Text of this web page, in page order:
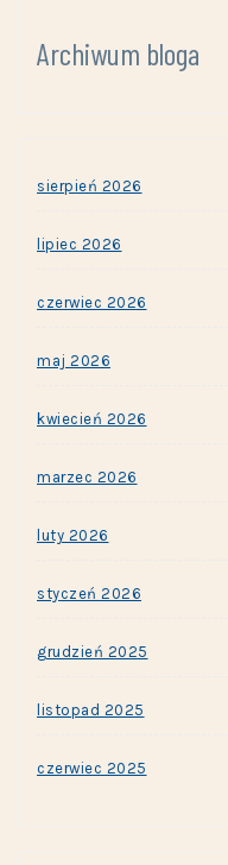
Archiwum bloga
sierpień 2026
lipiec 2026
czerwiec 2026
maj 2026
kwiecień 2026
marzec 2026
luty 2026
styczeń 2026
grudzień 2025
listopad 2025
czerwiec 2025